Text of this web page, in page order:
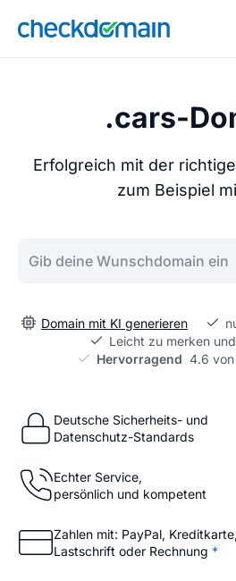
.cars-
Erfolgreich mit der
zum Beispiel
Domain mit KI generieren
Leicht zu merken
Hervorragend 4.6
Deutsche Sicherheits- und
Datenschutz-Standards
Echter Service,
persönlich und kompetent
Zahlen mit: PayPal, Kreditkarte,
Lastschrift oder Rechnung *